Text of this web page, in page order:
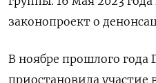
законопроект о
В ноябре прошлого года
приостановила участие